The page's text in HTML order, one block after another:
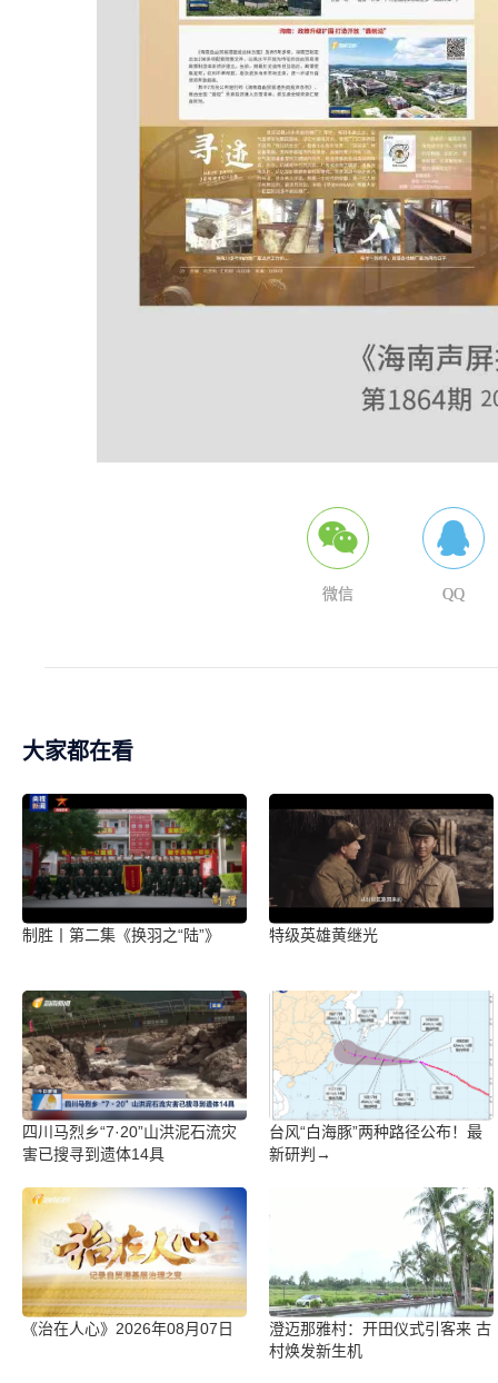
微信 QQ
大家都在看
制胜丨第二集《换羽之“陆”》 特级英雄黄继光
四川马烈乡“7·20”山洪泥石流灾
害已搜寻到遗体14具
台风“白海豚”两种路径公布！最
新研判→
《治在人心》2026年08月07日
澄迈那雅村：开田仪式引客来 古
村焕发新生机